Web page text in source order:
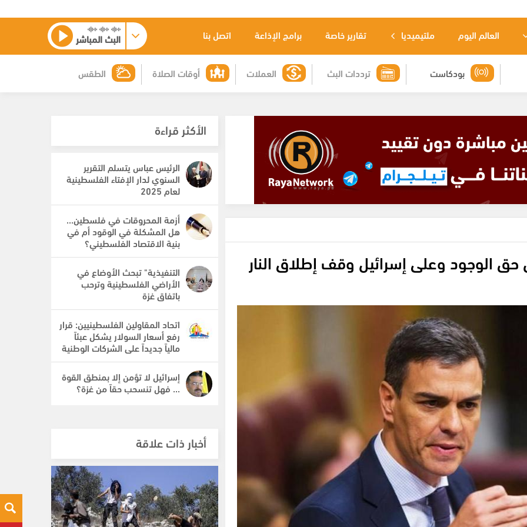
العالم اليوم ملتيميديا تقارير خاصة برامج الإذاعة اتصل بنا البث المباشر
الطقس أوقات الصلاة العملات ترددات البث بودكاست
حق الوجود وعلى إسرائيل وقف إطلاق النار
الأكثر قراءة
الرئيس عباس يتسلم التقرير
السنوي لدار الإفتاء الفلسطينية
لعام 2025
أزمة المحروقات في فلسطين...
هل المشكلة في الوقود أم في
بنية الاقتصاد الفلسطيني؟
التنفيذية" تبحث الأوضاع في
الأراضي الفلسطينية وترحب
باتفاق غزة
اتحاد المقاولين الفلسطينيين: قرار
رفع أسعار السولار يشكل عبئاً
مالياً جديداً على الشركات الوطنية
إسرائيل لا تؤمن إلا بمنطق القوة
... فهل تنسحب حقاً من غزة؟
أخبار ذات علاقة